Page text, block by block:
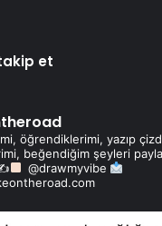
et
öğrendiklerimi, yazıp
beğendiğim şeyleri
@drawmyvibe